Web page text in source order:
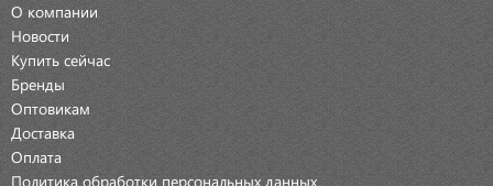
О компании
Новости
Купить сейчас
Бренды
Оптовикам
Доставка
Оплата
Политика обработки персональных данных